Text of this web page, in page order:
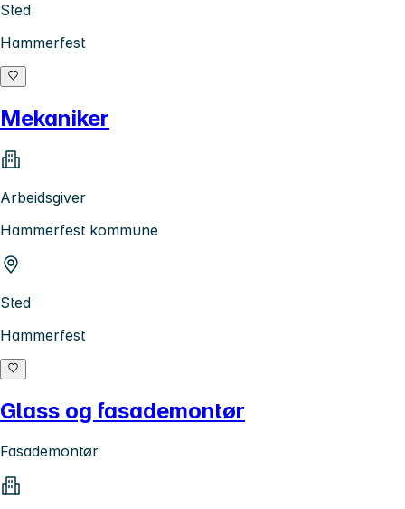
Sted
Hammerfest
Mekaniker
Arbeidsgiver
Hammerfest kommune
Sted
Hammerfest
Glass og fasademontør
Fasademontør